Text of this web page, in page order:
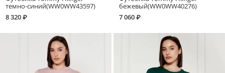
темно-синий(WW0WW43597)
8 320 ₽
бежевый(WW0WW40276)
7 060 ₽